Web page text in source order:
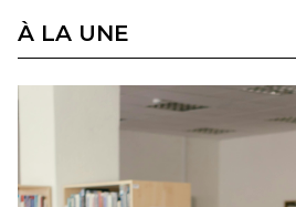
À LA UNE